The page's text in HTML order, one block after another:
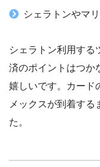
シェラトンやマ
シェラトン利用す
済のポイントはつか
嬉しいです。カード
メックスが到着する
た。